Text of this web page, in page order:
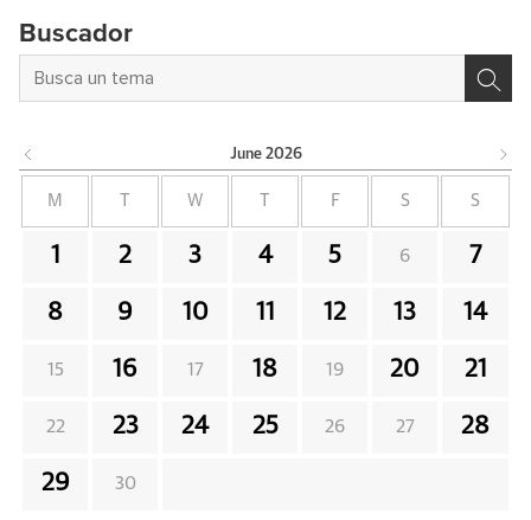
Buscador
June 2026
M W F S S
1 2 3 4 5 6 7
8 9 10 11 12 13 14
15 16 17 18 19 20 21
22 23 24 25 26 27 28
29 30